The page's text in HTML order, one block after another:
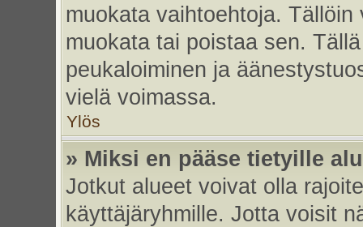
muokata vaihtoehtoja.
muokata tai poistaa sen.
peukaloiminen ja
vielä voimassa.
Ylös
» Miksi en pääse tietyille
Jotkut alueet voivat olla
käyttäjäryhmille. Jotta voisit